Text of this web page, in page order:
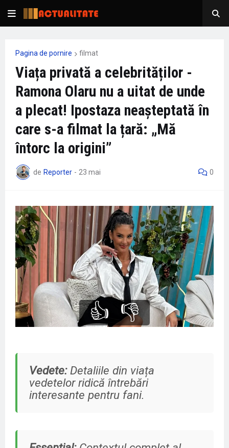
Pagina de pornire filmat
Viața privată a celebrităților -
Ramona Olaru nu a uitat de unde
a plecat! Ipostaza neașteptată în
care s-a filmat la țară: „Mă
întorc la origini”
de Reporter - 23 mai 0
👍 👎
Vedete:Detaliile din viața
vedetelor ridică întrebări
interesante pentru fani.